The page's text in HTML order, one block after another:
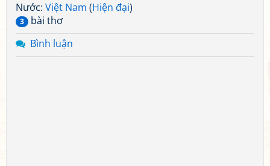
Nước: Việt Nam (Hiện đại)
3
bài thơ
Bình luận